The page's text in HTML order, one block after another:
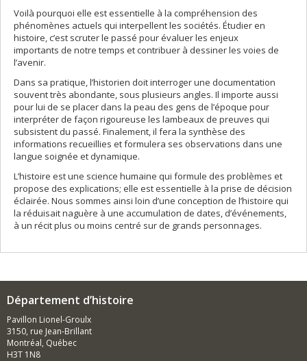
Voilà pourquoi elle est essentielle à la compréhension des
phénomènes actuels qui interpellent les sociétés. Étudier en
histoire, c’est scruter le passé pour évaluer les enjeux
importants de notre temps et contribuer à dessiner les voies de
l’avenir.
Dans sa pratique, l’historien doit interroger une documentation
souvent très abondante, sous plusieurs angles. Il importe aussi
pour lui de se placer dans la peau des gens de l’époque pour
interpréter de façon rigoureuse les lambeaux de preuves qui
subsistent du passé. Finalement, il fera la synthèse des
informations recueillies et formulera ses observations dans une
langue soignée et dynamique.
L’histoire est une science humaine qui formule des problèmes et
propose des explications; elle est essentielle à la prise de décision
éclairée. Nous sommes ainsi loin d’une conception de l’histoire qui
la réduisait naguère à une accumulation de dates, d’événements,
à un récit plus ou moins centré sur de grands personnages.
Département d’histoire
Pavillon Lionel-Groulx
3150, rue Jean-Brillant
Montréal, Québec
H3T 1N8